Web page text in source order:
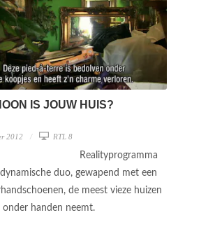
IS JOUW HUIS?
2012 RTL 8
Realityprogramma
duo, gewapend met een
de meest vieze huizen
onder handen neemt.